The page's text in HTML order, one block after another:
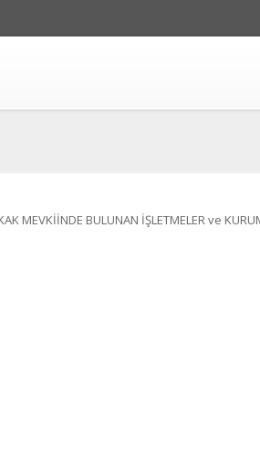
MEVKİİNDE BULUNAN İŞLETMELER ve